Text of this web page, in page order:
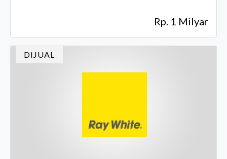
Rp. 1 Milyar
DIJUAL